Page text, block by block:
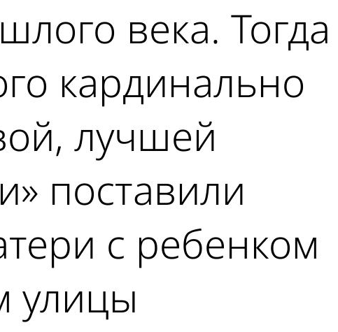
века. Тогда
кардинально
лучшей
поставили
с ребенком
улицы